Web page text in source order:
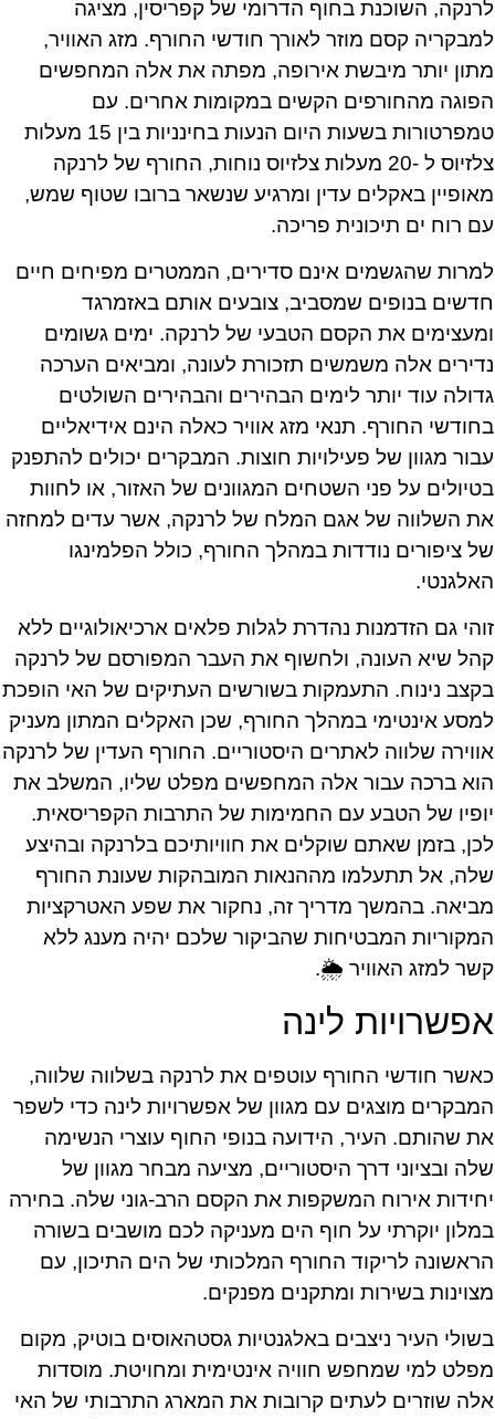
לרנקה, השוכנת בחוף הדרומי של קפריסין, מציגה
למבקריה קסם מוזר לאורך חודשי החורף. מזג האוויר,
מתון יותר מיבשת אירופה, מפתה את אלה המחפשים
הפוגה מהחורפים הקשים במקומות אחרים. עם
טמפרטורות בשעות היום הנעות בחינניות בין 15 מעלות
צלזיוס ל -20 מעלות צלזיוס נוחות, החורף של לרנקה
מאופיין באקלים עדין ומרגיע שנשאר ברובו שטוף שמש,
עם רוח ים תיכונית פריכה.
למרות שהגשמים אינם סדירים, הממטרים מפיחים חיים
חדשים בנופים שמסביב, צובעים אותם באזמרגד
ומעצימים את הקסם הטבעי של לרנקה. ימים גשומים
נדירים אלה משמשים תזכורת לעונה, ומביאים הערכה
גדולה עוד יותר לימים הבהירים והבהירים השולטים
בחודשי החורף. תנאי מזג אוויר כאלה הינם אידיאליים
עבור מגוון של פעילויות חוצות. המבקרים יכולים להתפנק
בטיולים על פני השטחים המגוונים של האזור, או לחוות
את השלווה של אגם המלח של לרנקה, אשר עדים למחזה
של ציפורים נודדות במהלך החורף, כולל הפלמינגו
האלגנטי.
זוהי גם הזדמנות נהדרת לגלות פלאים ארכיאולוגיים ללא
קהל שיא העונה, ולחשוף את העבר המפורסם של לרנקה
בקצב נינוח. התעמקות בשורשים העתיקים של האי הופכת
למסע אינטימי במהלך החורף, שכן האקלים המתון מעניק
אווירה שלווה לאתרים היסטוריים. החורף העדין של לרנקה
הוא ברכה עבור אלה המחפשים מפלט שליו, המשלב את
יופיו של הטבע עם החמימות של התרבות הקפריסאית.
לכן, בזמן שאתם שוקלים את חוויותיכם בלרנקה ובהיצע
שלה, אל תתעלמו מההנאות המובהקות שעונת החורף
מביאה. בהמשך מדריך זה, נחקור את שפע האטרקציות
המקוריות המבטיחות שהביקור שלכם יהיה מענג ללא
קשר למזג האוויר 🌦.
אפשרויות לינה
כאשר חודשי החורף עוטפים את לרנקה בשלווה שלווה,
המבקרים מוצגים עם מגוון של אפשרויות לינה כדי לשפר
את שהותם. העיר, הידועה בנופי החוף עוצרי הנשימה
שלה ובציוני דרך היסטוריים, מציעה מבחר מגוון של
יחידות אירוח המשקפות את הקסם הרב-גוני שלה. בחירה
במלון יוקרתי על חוף הים מעניקה לכם מושבים בשורה
הראשונה לריקוד החורף המלכותי של הים התיכון, עם
מצוינות בשירות ומתקנים מפנקים.
בשולי העיר ניצבים באלגנטיות גסטהאוסים בוטיק, מקום
מפלט למי שמחפש חוויה אינטימית ומחויטת. מוסדות
אלה שוזרים לעתים קרובות את המארג התרבותי של האי